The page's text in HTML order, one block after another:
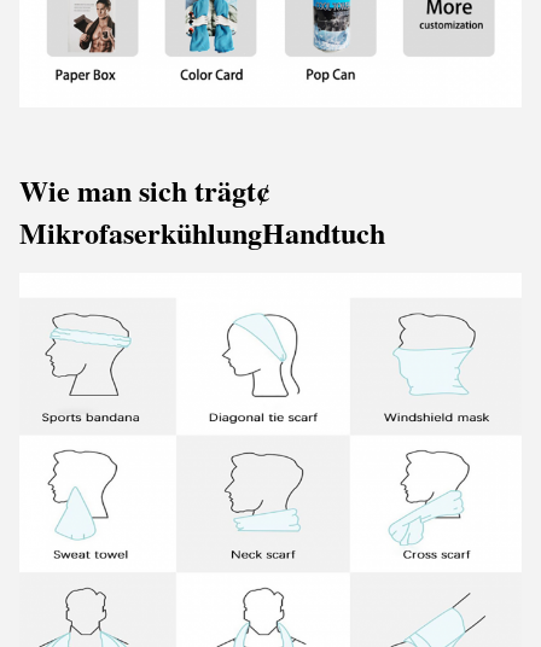
Wie man sich trägt¢
MikrofaserkühlungHandtuch